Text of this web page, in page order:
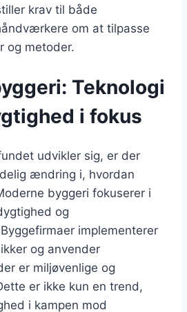
krav til både
om at tilpasse
og metoder.
Teknologi
i fokus
udvikler sig, er der
ændring i, hvordan
byggeri fokuserer i
og
implementerer
og anvender
er miljøvenlige og
er ikke kun en trend,
i kampen mod